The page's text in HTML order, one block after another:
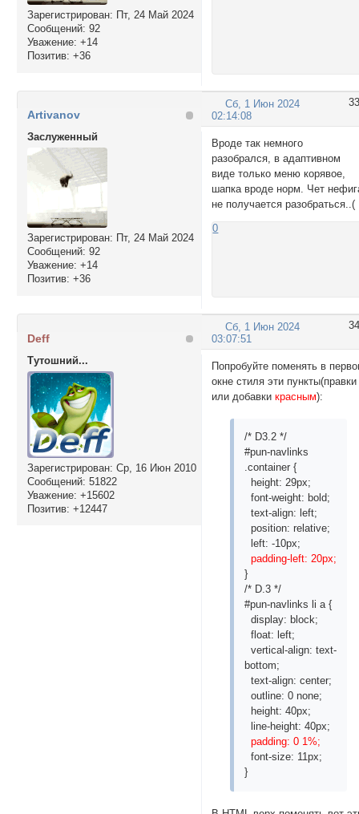
Зарегистрирован: Пт, 24 Май 2024
Сообщений: 92
Уважение: +14
Позитив: +36
33
Сб, 1 Июн 2024
02:14:08
Artivanov
Заслуженный
Зарегистрирован: Пт, 24 Май 2024
Сообщений: 92
Уважение: +14
Позитив: +36
Вроде так немного
разобрался, в адаптивном
виде только меню корявое,
шапка вроде норм. Чет
не получается разобраться..(
0
34
Сб, 1 Июн 2024
03:07:51
Deff
Тутошний...
Зарегистрирован: Ср, 16 Июн 2010
Сообщений: 51822
Уважение: +15602
Позитив: +12447
Попробуйте поменять в
окне стиля эти пункты(правки
или добавкикрасным):
/* D3.2 */
#pun-navlinks
.container {
height: 29px;
font-weight: bold;
text-align: left;
position: relative;
left: -10px;
padding-left: 20px;
}
/* D.3 */
#pun-navlinks li a {
display: block;
float: left;
vertical-align: text-
bottom;
text-align: center;
outline: 0 none;
height: 40px;
line-height: 40px;
padding: 0 1%;
font-size: 11px;
}